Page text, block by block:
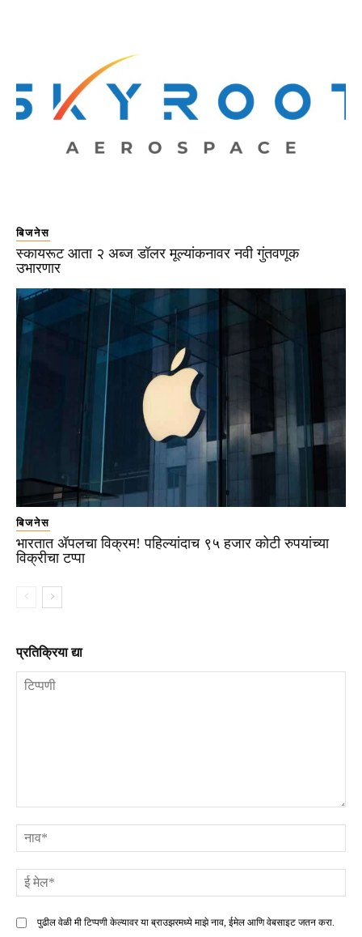
बिजनेस
स्कायरूट आता २ अब्ज डॉलर मूल्यांकनावर नवी गुंतवणूक
उभारणार
बिजनेस
भारतात ॲपलचा विक्रम! पहिल्यांदाच ९५ हजार कोटी रुपयांच्या
विक्रीचा टप्पा
प्रतिक्रिया द्या
पुढील वेळी मी टिप्पणी केल्यावर या ब्राउझरमध्ये माझे नाव, ईमेल आणि वेबसाइट जतन करा.